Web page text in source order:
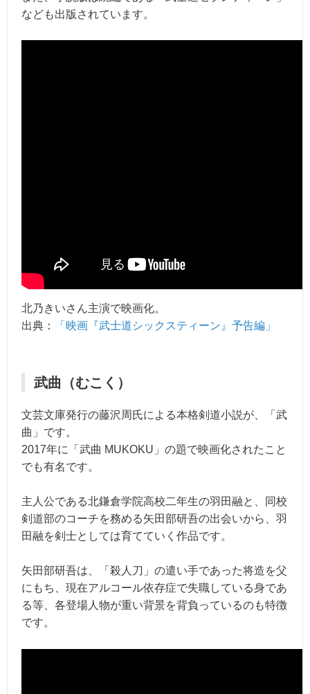
なども出版されています。
北乃きいさん主演で映画化。
出典：
「映画『武士道シックスティーン』予告編」
武曲（むこく）
文芸文庫発行の藤沢周氏による本格剣道小説が、「武
曲」です。
2017年に「武曲 MUKOKU」の題で映画化されたこと
でも有名です。
主人公である北鎌倉学院高校二年生の羽田融と、同校
剣道部のコーチを務める矢田部研吾の出会いから、羽
田融を剣士としては育てていく作品です。
矢田部研吾は、「殺人刀」の遣い手であった将造を父
にもち、現在アルコール依存症で失職している身であ
る等、各登場人物が重い背景を背負っているのも特徴
です。